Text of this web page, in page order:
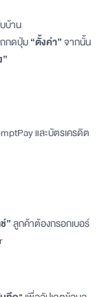
บ้าน
กดปุ่ม“ตั้งค่า”จากนั้น
และบัตรเครดิต
”ลูกค้าต้องกรอกเบอร์